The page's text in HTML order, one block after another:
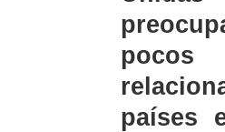
pocos
países